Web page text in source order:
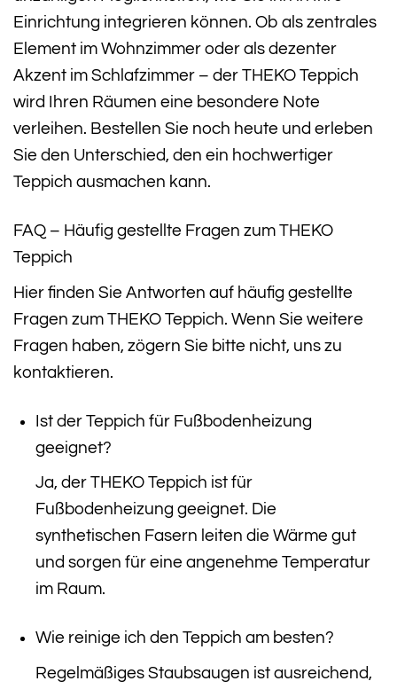
Einrichtung integrieren können. Ob als zentrales
Element im Wohnzimmer oder als dezenter
Akzent im Schlafzimmer – der THEKO Teppich
wird Ihren Räumen eine besondere Note
verleihen. Bestellen Sie noch heute und erleben
Sie den Unterschied, den ein hochwertiger
Teppich ausmachen kann.
FAQ – Häufig gestellte Fragen zum THEKO
Teppich
Hier finden Sie Antworten auf häufig gestellte
Fragen zum THEKO Teppich. Wenn Sie weitere
Fragen haben, zögern Sie bitte nicht, uns zu
kontaktieren.
Ist der Teppich für Fußbodenheizung
geeignet?
Ja, der THEKO Teppich ist für
Fußbodenheizung geeignet. Die
synthetischen Fasern leiten die Wärme gut
und sorgen für eine angenehme Temperatur
im Raum.
Wie reinige ich den Teppich am besten?
Regelmäßiges Staubsaugen ist ausreichend,